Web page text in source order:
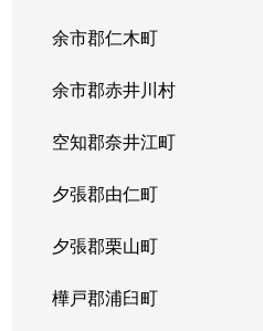
余市郡仁木町
余市郡赤井川村
空知郡奈井江町
夕張郡由仁町
夕張郡栗山町
樺戸郡浦臼町